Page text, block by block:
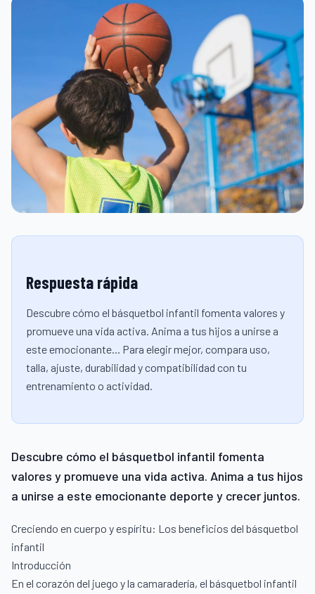
Respuesta rápida
Descubre cómo el básquetbol infantil fomenta valores y
promueve una vida activa. Anima a tus hijos a unirse a
este emocionante... Para elegir mejor, compara uso,
talla, ajuste, durabilidad y compatibilidad con tu
entrenamiento o actividad.
Descubre cómo el básquetbol infantil fomenta
valores y promueve una vida activa. Anima a tus hijos
a unirse a este emocionante deporte y crecer juntos.
Creciendo en cuerpo y espíritu: Los beneficios del básquetbol
infantil
Introducción
En el corazón del juego y la camaradería, el básquetbol infantil